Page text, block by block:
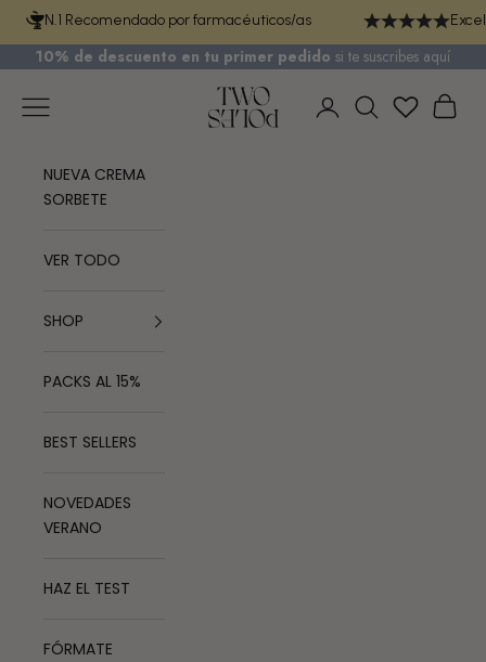
Ir al contenidoN.1 Recomendado por farmacéuticos/as
10% de descuento en tu primer pedido si te suscribes aquí
TWO POLES COSMETICS
Menú
Iniciar sesión
Buscar
NUEVA CREMA
SORBETE
VER TODO
SHOP
PACKS AL 15%
BEST SELLERS
NOVEDADES
VERANO
HAZ EL TEST
FÓRMATE